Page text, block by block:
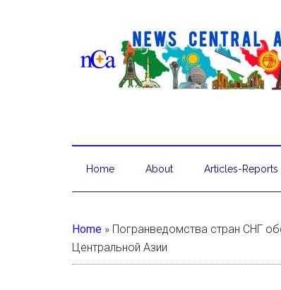
Home About Articles-Reports
Home » Погранведомства стран СНГ
Центральной Азии